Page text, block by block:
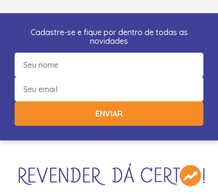
Cadastre-se e fique por dentro de todas as
novidades
ENVIAR